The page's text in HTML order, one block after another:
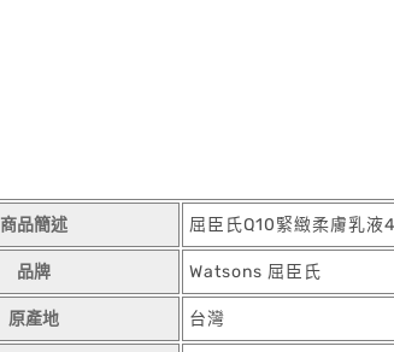
商品簡述 屈臣氏Q10緊緻柔膚乳
品牌 Watsons 屈臣氏
原產地 台灣